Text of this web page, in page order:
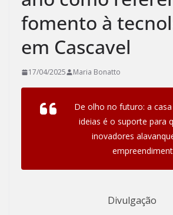
fomento à
em Cascavel
17/04/2025 Maria Bonatto
De olho no futuro: a
ideias é o suporte para
inovadores
Divulgação